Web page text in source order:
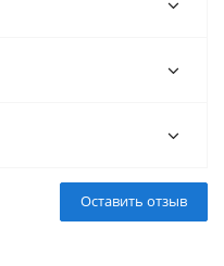
Оставить отзыв